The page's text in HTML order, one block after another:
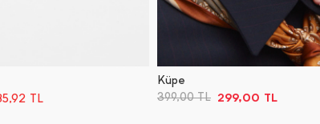
TL
Küpe
399,00TL 299,00 TL